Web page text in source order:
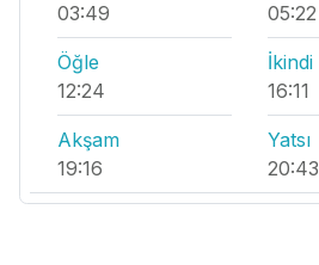
03:49
05:22
Öğle
12:24
İkindi
16:11
Akşam
19:16
Yatsı
20:43